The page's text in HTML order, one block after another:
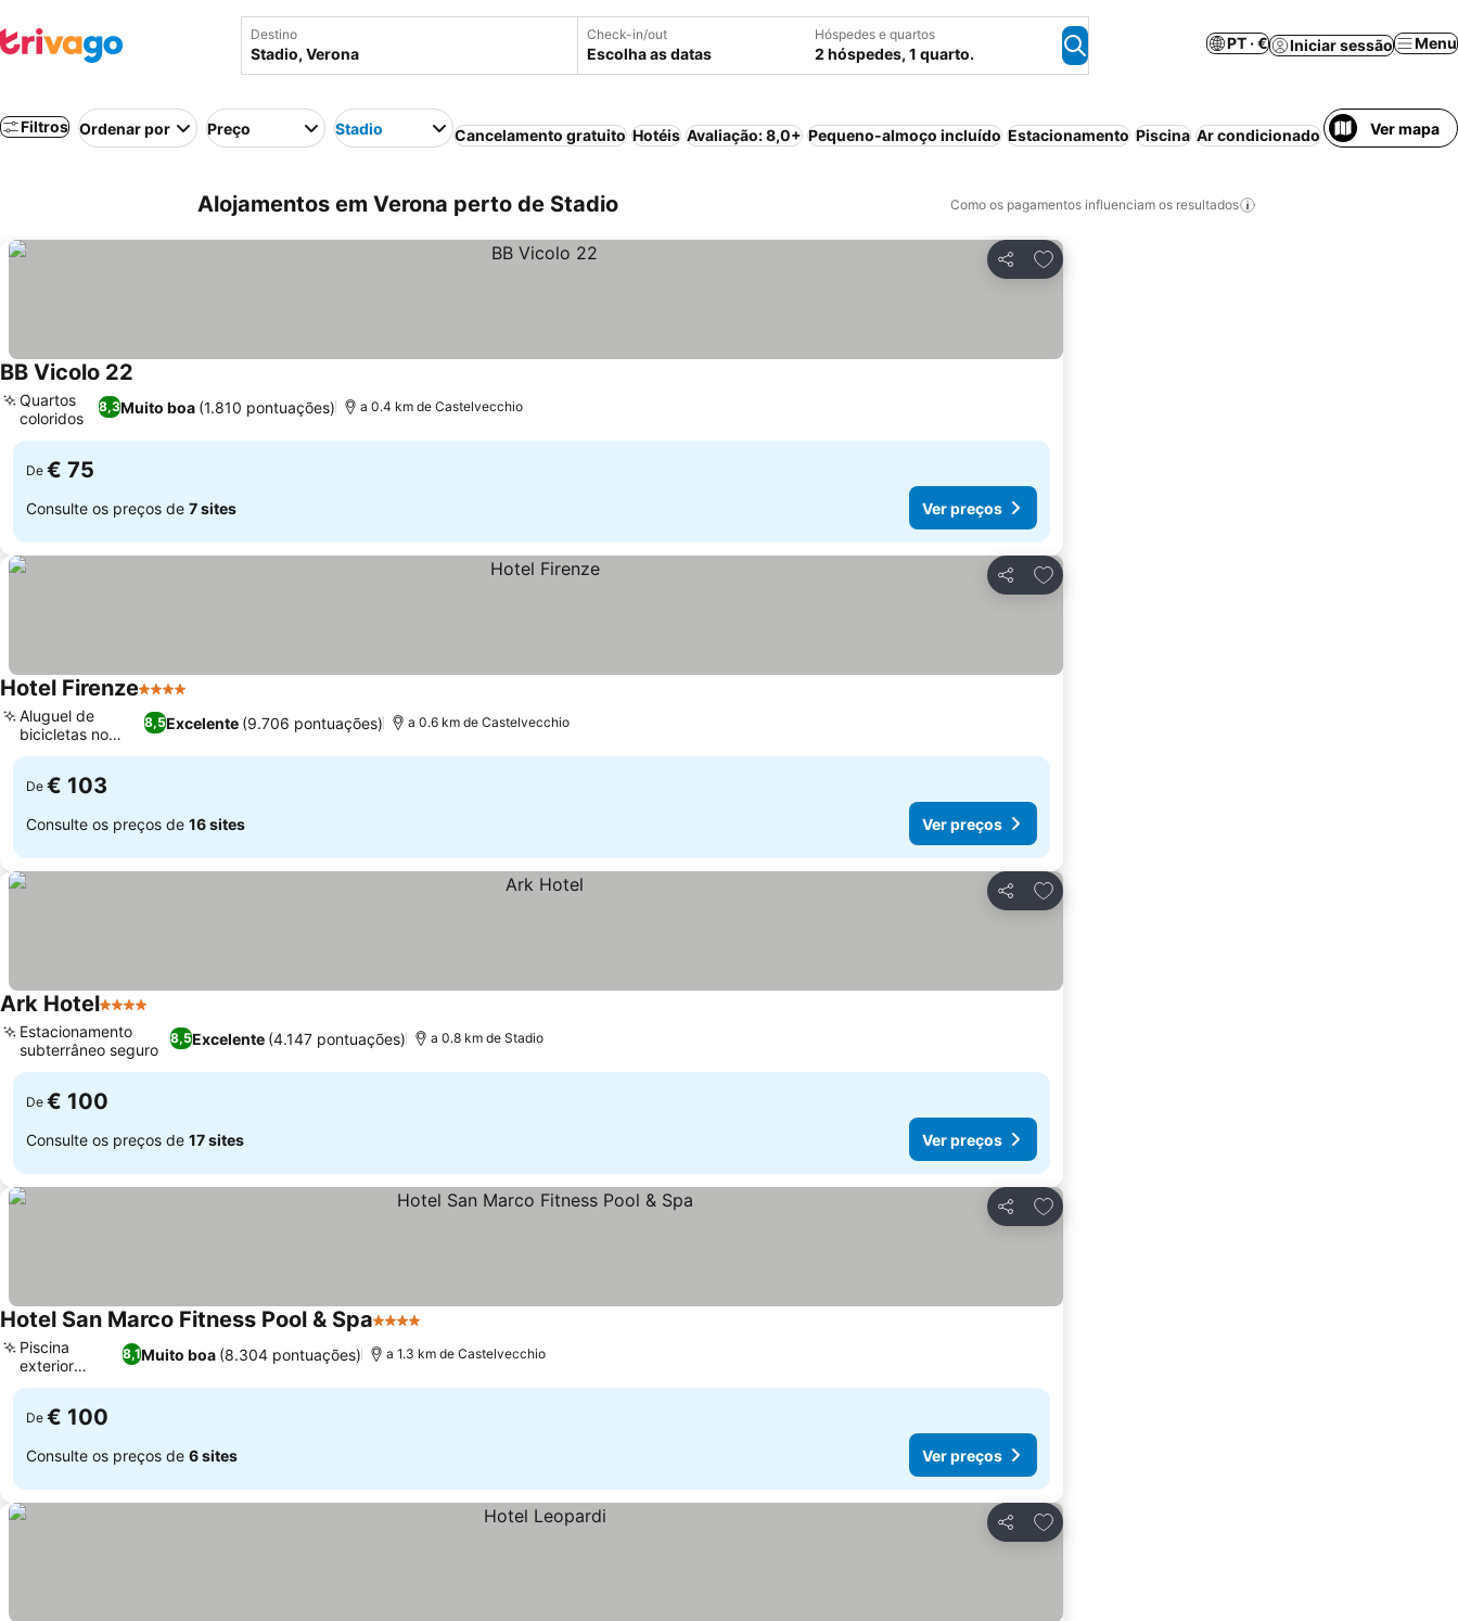
Destino Check-in/out
Escolha as datas
Hóspedes e quartos
2 hóspedes, 1 quarto.
PT · € Iniciar sessão Menu
Filtros Ordenar por Preço Stadio Cancelamento gratuito Hotéis Avaliação: 8,0+ Pequeno-almoço incluído Estacionamento Piscina Ar condicionado Aparthotel Wi-fi
Ver mapa
Alojamentos em Verona perto de Stadio Como os pagamentos influenciam os resultados
Partilhar
Adicionar aos favoritos
BB Vicolo 22
8,3Muito boa (1.810 pontuações)
Quartos
coloridos
a 0.4 km de Castelvecchio
De € 75
Consulte os preços de 7 sites Ver preços
Partilhar
Adicionar aos favoritos
Hotel Firenze4 Estrelas
8,5Excelente (9.706 pontuações)
Aluguel de
bicicletas no
local
a 0.6 km de Castelvecchio
De € 103
Consulte os preços de 16 sites Ver preços
Partilhar
Adicionar aos favoritos
Ark Hotel4 Estrelas
8,5Excelente (4.147 pontuações)
Estacionamento
subterrâneo seguro
a 0.8 km de Stadio
De € 100
Consulte os preços de 17 sites Ver preços
Partilhar
Adicionar aos favoritos
Hotel San Marco Fitness Pool & Spa4 Estrelas
8,1Muito boa (8.304 pontuações)
Piscina
exterior
sazonal
a 1.3 km de Castelvecchio
De € 100
Consulte os preços de 6 sites Ver preços
Partilhar
Adicionar aos favoritos